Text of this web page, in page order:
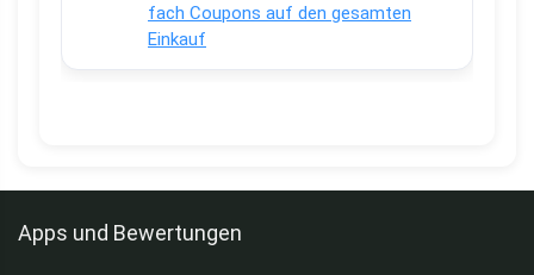
fach Coupons auf den gesamten
Einkauf
Apps und Bewertungen